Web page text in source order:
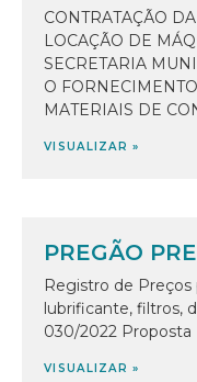
CONTRATAÇÃO
LOCAÇÃO DE
SECRETARIA
O
MATERIAIS DE
VISUALIZAR »
PREGÃO
Registro de Preços
lubrificante, filtros,
030/2022 Proposta
VISUALIZAR »